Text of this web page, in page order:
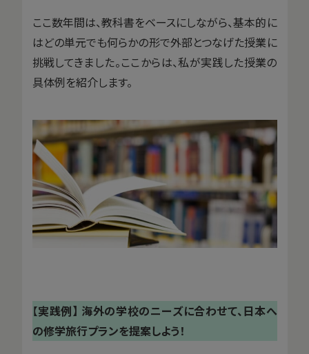
ここ数年間は、教科書をベースにしながら、基本的に
はどの単元でも何らかの形で外部とつなげた授業に
挑戦してきました。ここからは、私が実践した授業の
具体例を紹介します。
【実践例】 海外の学校のニーズに合わせて、日本へ
の修学旅行プランを提案しよう！